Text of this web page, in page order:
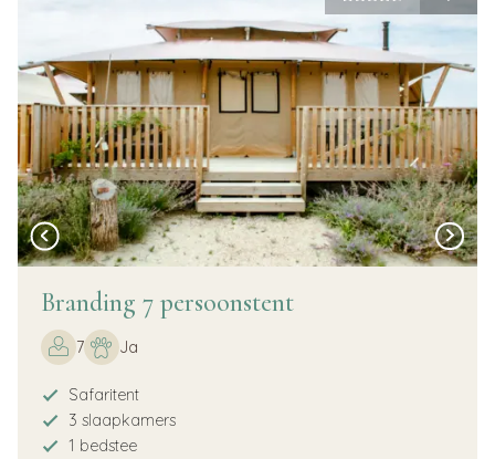
Branding 7 persoonstent
7 Ja
Safaritent
3 slaapkamers
1 bedstee